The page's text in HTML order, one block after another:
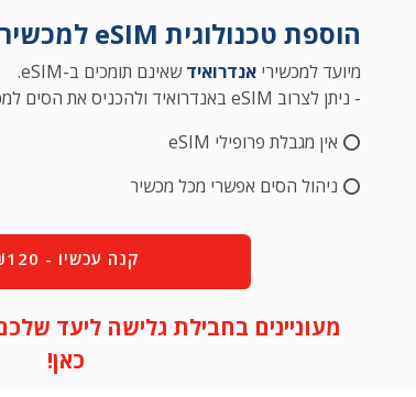
הוספת טכנולוגית eSIM למכשירים שאינם תומכים
מיועד למכשירי אנדרואיד שאינם תומכים ב-eSIM.
- ניתן לצרוב eSIM באנדרואיד ולהכניס את הסים למכשיר אייפון או
⭕ אין מגבלת פרופילי eSIM
⭕ ניהול הסים אפשרי מכל מכשיר
קנה עכשיו - ₪120
מעוניינים בחבילת גלישה ליעד
כאן!